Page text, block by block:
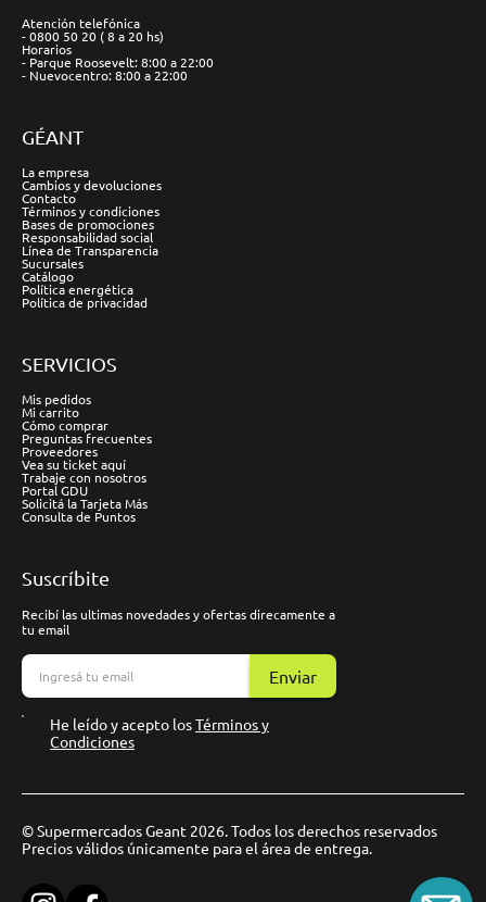
Atención telefónica
- 0800 50 20 ( 8 a 20 hs)
Horarios
- Parque Roosevelt: 8:00 a 22:00
- Nuevocentro: 8:00 a 22:00
GÉANT
La empresa
Cambios y devoluciones
Contacto
Términos y condiciones
Bases de promociones
Responsabilidad social
Línea de Transparencia
Sucursales
Catálogo
Política energética
Política de privacidad
SERVICIOS
Mis pedidos
Mi carrito
Cómo comprar
Preguntas frecuentes
Proveedores
Vea su ticket aquí
Trabaje con nosotros
Portal GDU
Solicitá la Tarjeta Más
Consulta de Puntos
Suscríbite
Recibí las ultimas novedades y ofertas direcamente a
tu email
Enviar
He leído y acepto losTérminos y
Condiciones
© Supermercados Geant 2026. Todos los derechos reservados
Precios válidos únicamente para el área de entrega.